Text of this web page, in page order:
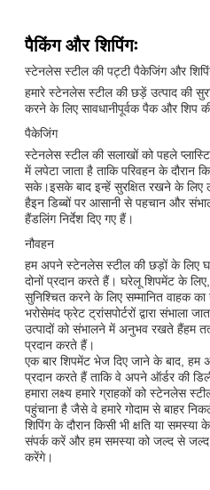
पैकिंग और शिपिंगः
स्टेनलेस स्टील की पट्टी पैकेजिंग और
हमारे स्टेनलेस स्टील की छड़ें उत्पाद की
करने के लिए सावधानीपूर्वक पैक और शिप
पैकेजिंग
स्टेनलेस स्टील की सलाखों को पहले
में लपेटा जाता है ताकि परिवहन के दौरान
सके।इसके बाद इन्हें सुरक्षित रखने के लिए
हैइन डिब्बों पर आसानी से पहचान और
हैंडलिंग निर्देश दिए गए हैं।
नौवहन
हम अपने स्टेनलेस स्टील की छड़ों के लिए
दोनों प्रदान करते हैं। घरेलू शिपमेंट के
सुनिश्चित करने के लिए सम्मानित वाहक
भरोसेमंद फ्रेट ट्रांसपोर्टरों द्वारा
उत्पादों को संभालने में अनुभव रखते हैंहम
प्रदान करते हैं।
एक बार शिपमेंट भेज दिए जाने के बाद, हम
प्रदान करते हैं ताकि वे अपने ऑर्डर की
हमारा लक्ष्य हमारे ग्राहकों को स्टेनलेस
पहुंचाना है जैसे वे हमारे गोदाम से बाहर
शिपिंग के दौरान किसी भी क्षति या
संपर्क करें और हम समस्या को जल्द से
करेंगे।